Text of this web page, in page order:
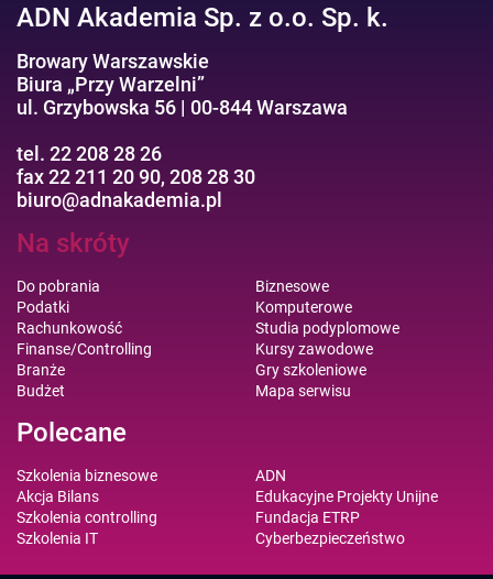
ADN Akademia Sp. z o.o. Sp. k.
Browary Warszawskie
Biura „Przy Warzelni”
ul. Grzybowska 56 | 00-844 Warszawa
tel. 22 208 28 26
fax 22 211 20 90, 208 28 30
biuro@adnakademia.pl
Na skróty
Do pobrania
Podatki
Rachunkowość
Finanse/Controlling
Branże
Budżet
Biznesowe
Komputerowe
Studia podyplomowe
Kursy zawodowe
Gry szkoleniowe
Mapa serwisu
Polecane
Szkolenia biznesowe
Akcja Bilans
Szkolenia controlling
Szkolenia IT
ADN
Edukacyjne Projekty Unijne
Fundacja ETRP
Cyberbezpieczeństwo